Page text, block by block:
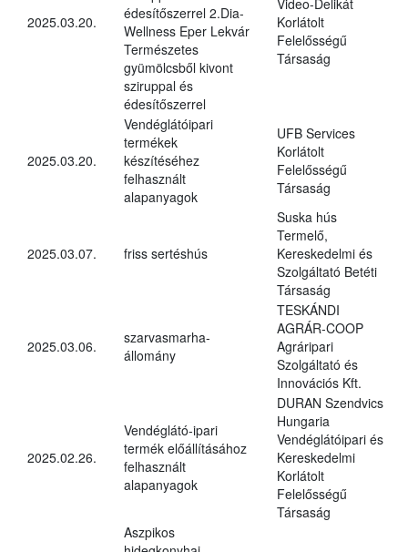
2025.03.20.
édesítőszerrel 2.Dia-
Wellness Eper Lekvár
Természetes
gyümölcsből kivont
sziruppal és
édesítőszerrel
Korlátolt
Felelősségű
Társaság
2025.03.20.
Vendéglátóipari
termékek
készítéséhez
felhasznált
alapanyagok
UFB Services
Korlátolt
Felelősségű
Társaság
2025.03.07. friss sertéshús
Suska hús
Termelő,
Kereskedelmi és
Szolgáltató Betéti
Társaság
2025.03.06.
szarvasmarha-
állomány
TESKÁNDI
AGRÁR-COOP
Agráripari
Szolgáltató és
Innovációs Kft.
2025.02.26.
Vendéglátó-ipari
termék előállításához
felhasznált
alapanyagok
DURAN Szendvics
Hungaria
Vendéglátóipari és
Kereskedelmi
Korlátolt
Felelősségű
Társaság
Aszpikos